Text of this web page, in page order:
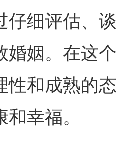
仔细评估、谈
婚姻。在这个
性和成熟的态
幸福。